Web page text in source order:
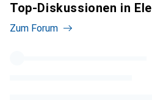
Top-Diskussionen in
Zum Forum